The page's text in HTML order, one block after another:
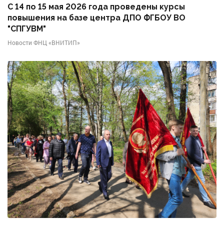
С 14 по 15 мая 2026 года проведены курсы
повышения на базе центра ДПО ФГБОУ ВО
"СПГУВМ"
Новости ФНЦ «ВНИТИП»